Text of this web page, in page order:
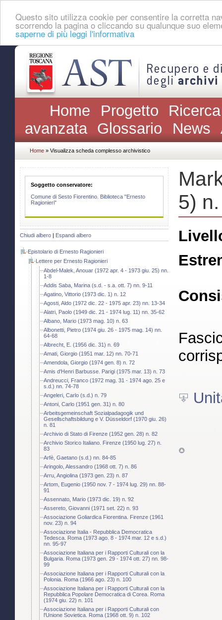
Questo sito utilizza cookie per consentire la corretta
scorrendo la pagina o cliccando su qualunque suo
saperne di più leggi l'informativa
Home Progetto
avanzata Glossario News
Home » Visualizza scheda complesso archivistico
Soggetto conservatore:
Comune di Sesto Fiorentino. Biblioteca "Ernesto
Ragionieri"
Chiudi albero | Espandi albero
Epistolario di Ernesto Ragionieri
Lettere per Ernesto Ragionieri
Abdel-Malek, Anouar (1972 apr. 4 - 1973 giu. 25) nn.
1-8
Addis Saba, Marina (s.d. - s.a. ott. 7) nn. 9-11
Agatino, Vittorio (1973 dic. 1) n. 12
Agosti, Aldo (1972 dic. 22 - 1975 apr. 23) nn. 13-34
Alatri, Paolo (1949 dic. 21 - 1974 lug. 11) nn. 35-62
Albano, Mario (1973 mag. 10) n. 63
Albonetti, Pietro (1974 giu. 26 - 1975 mag. 14) nn.
64-68
Albrecht, E. (1956 dic. 31) n. 69
Amati, Giorgio (1951 mar. 12) nn. 70-71
Amendola, Giorgio (1974 gen. 8) n. 72
Amis d'Henri Barbusse. Parigi (1975 mar. 13) n. 73
Andreucci, Franco (1972 mag. 31 - 1974 ago. 25 e
s.d.) nn. 74-78
Angeleri, Carlo (s.d.) n. 79
Antoni, Carlo (1951 gen. 31) n. 80
Arbeitsgemeinschaft Sozialpadagogik und
Gesellschaftsbildung e V. Düsseldorf (1970 giu. 26)
n. 81
Archivio di Stato di Firenze (1952 gen. 28) n. 82
Archivio Storico Italiano. Firenze (1950 lug. 27) n.
83
Arfè, Gaetano (s.d.) nn. 84-85
Aringolo, Alessandro (1968 ott. 7) n. 86
Arru, Angiolina (1973 gen. 23) n. 87
Artom, Eugenio (1950 nov. 7 - 1974 lug. 29) nn. 88-
91
Assennato, Mario (1973 dic. 19) n. 92
Assereto, Giovanni (1971 set. 22) n. 93
Associazione Goliardica Fiorentina. Firenze (1961
nov. 23) n. 94
Associazione Italia - Repubblica Democratica
Tedesca. Roma (1973 ago. 8 - 1974 mar. 12 e s.d.)
nn. 95-97
Associazione Italiana per i Rapporti Culturali con la
Bulgaria. Roma (1973 gen. 29 - 1974 ott. 27) nn. 98-
99
Associazione Italiana per i Rapporti Culturali con la
Polonia. Roma (1966 ago. 23) n. 100
Associazione Italiana per i Rapporti Culturali con la
Repubblica Popolare Democratica di Corea. Roma
(1974 giu. 22) n. 101
Associazione Italiana per i Rapporti Culturali con
l'Unione Sovietica. Roma (1968 ott. 9) n. 102
5)